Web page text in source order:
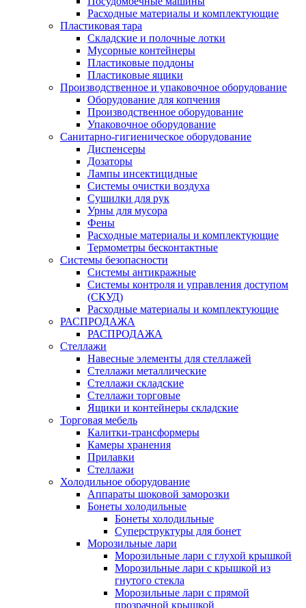
Расходные материалы и комплектующие
Пластиковая тара
Складские и полочные лотки
Мусорные контейнеры
Пластиковые поддоны
Пластиковые ящики
Производственное и упаковочное оборудование
Оборудование для копчения
Производственное оборудование
Упаковочное оборудование
Санитарно-гигиеническое оборудование
Диспенсеры
Дозаторы
Лампы инсектицидные
Системы очистки воздуха
Сушилки для рук
Урны для мусора
Фены
Расходные материалы и комплектующие
Термометры бесконтактные
Системы безопасности
Системы антикражные
Системы контроля и управления доступом
(СКУД)
Расходные материалы и комплектующие
РАСПРОДАЖА
РАСПРОДАЖА
Стеллажи
Навесные элементы для стеллажей
Стеллажи металлические
Стеллажи складские
Стеллажи торговые
Ящики и контейнеры складские
Торговая мебель
Калитки-трансформеры
Камеры хранения
Прилавки
Стеллажи
Холодильное оборудование
Аппараты шоковой заморозки
Бонеты холодильные
Бонеты холодильные
Суперструктуры для бонет
Морозильные лари
Морозильные лари с глухой крышкой
Морозильные лари с крышкой из
гнутого стекла
Морозильные лари с прямой
прозрачной крышкой